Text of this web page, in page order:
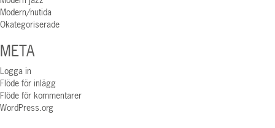
Modern/nutida
Okategoriserade
META
Logga in
Flöde för inlägg
Flöde för kommentarer
WordPress.org